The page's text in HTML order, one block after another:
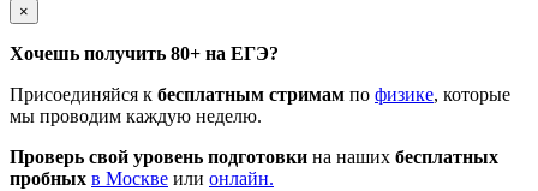
×
Хочешь получить 80+ на ЕГЭ?
Присоединяйся к бесплатным стримам по физике, которые
мы проводим каждую неделю.
Проверь свой уровень подготовки на наших бесплатных
пробных в Москве или онлайн.